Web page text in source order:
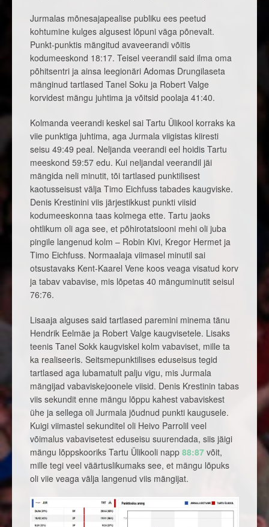
Jurmalas mõnesajapealise publiku ees peetud
kohtumine kulges algusest lõpuni väga põnevalt.
Punkt-punktis mängitud avaveerandi võitis
kodumeeskond 18:17. Teisel veerandil said ilma oma
põhitsentri ja ainsa leegionäri Adomas Drungilaseta
mänginud tartlased Tanel Soku ja Robert Valge
korvidest mängu juhtima ja võitsid poolaja 41:40.
Kolmanda veerandi keskel sai Tartu Ülikool korraks ka
viie punktiga juhtima, aga Jurmala viigistas kiiresti
seisu 49:49 peal. Neljanda veerandi eel hoidis Tartu
meeskond 59:57 edu. Kui neljandal veerandil jäi
mängida neli minutit, tõi tartlased punktilisest
kaotusseisust välja Timo Eichfuss tabades kaugviske.
Denis Krestinini viis järjestikkust punkti viisid
kodumeeskonna taas kolmega ette. Tartu jaoks
ohtlikum oli aga see, et põhirotatsiooni mehi oli juba
pingile langenud kolm – Robin Kivi, Kregor Hermet ja
Timo Eichfuss. Normaalaja viimasel minutil sai
otsustavaks Kent-Kaarel Vene koos veaga visatud korv
ja tabav vabavise, mis lõpetas 40 mänguminutit seisul
76:76.
Lisaaja alguses said tartlased paremini minema tänu
Hendrik Eelmäe ja Robert Valge kaugvisetele. Lisaks
teenis Tanel Sokk kaugviskel kolm vabaviset, mille ta
ka realiseeris. Seitsmepunktilises eduseisus tegid
tartlased aga lubamatult palju vigu, mis Jurmala
mängijad vabaviskejoonele viisid. Denis Krestinin tabas
viis sekundit enne mängu lõppu kahest vabaviskest
ühe ja sellega oli Jurmala jõudnud punkti kaugusele.
Kuigi viimastel sekunditel oli Heivo Parrolil veel
võimalus vabavisetest eduseisu suurendada, siis jäigi
mängu lõppskooriks Tartu Ülikooli napp 88:87 võit,
mille tegi veel väärtuslikumaks see, et mängu lõpuks
oli viie veaga välja langenud viis mängijat.